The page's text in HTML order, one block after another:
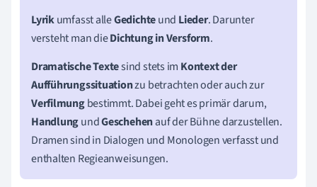
Lyrikumfasst alleGedichteund Lieder. Darunter
versteht man dieDichtung in Versform.
Dramatische Textesind stets im Kontext der
Aufführungssituationzu betrachten oder auch zur
Verfilmungbestimmt. Dabei geht es primär darum,
HandlungundGeschehenauf der Bühne darzustellen.
Dramen sind in Dialogen und Monologen verfasst und
enthalten Regieanweisungen.